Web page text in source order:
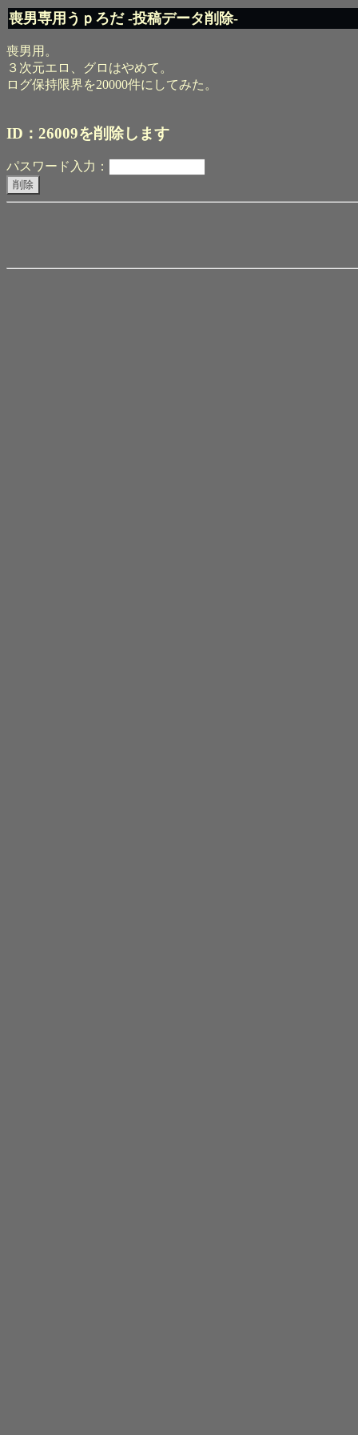
喪男専用うｐろだ -投稿データ削除-
喪男用。
３次元エロ、グロはやめて。
ログ保持限界を20000件にしてみた。
ID：26009を削除します
パスワード入力：